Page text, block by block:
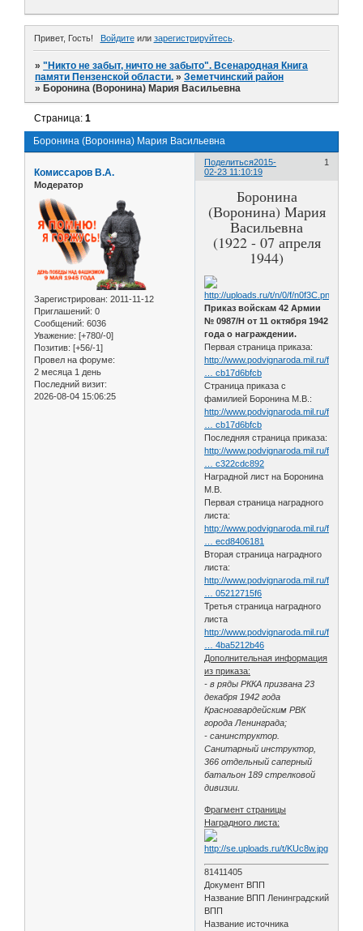
Привет, Гость! Войдитеили зарегистрируйтесь.
»"Никто не забыт, ничто не забыто". Всенародная Книга
памяти Пензенской области. »Земетчинский район
» Боронина (Воронина) Мария Васильевна
Боронина (Воронина) Мария Васильевна
Страница:1
Поделиться 1
2015-
02-23 11:10:19
Комиссаров В.А.
Модератор
Зарегистрирован: 2011-11-12
Приглашений: 0
Сообщений: 6036
Уважение: [+780/-0]
Позитив: [+56/-1]
Провел на форуме:
2 месяца 1 день
Последний визит:
2026-08-04 15:06:25
Боронина
(Воронина) Мария
Васильевна
(1922 - 07 апреля
1944)
Приказ войскам 42 Армии
№ 0987/Н от 11 октября 1942
года о награждении.
Первая страница приказа:
http://www.podvignaroda.mil.ru/filter/f
… cb17d6bfcb
Страница приказа с
фамилией Боронина М.В.:
http://www.podvignaroda.mil.ru/filter/f
… cb17d6bfcb
Последняя страница приказа:
http://www.podvignaroda.mil.ru/filter/f
… c322cdc892
Наградной лист на Боронина
М.В.
Первая страница наградного
листа:
http://www.podvignaroda.mil.ru/filter/f
… ecd8406181
Вторая страница наградного
листа:
http://www.podvignaroda.mil.ru/filter/f
… 05212715f6
Третья страница наградного
листа
http://www.podvignaroda.mil.ru/filter/f
… 4ba5212b46
Дополнительная информация
из приказа:
- в ряды РККА призвана 23
декабря 1942 года
Красногвардейским РВК
города Ленинграда;
- санинструктор.
Санитарный инструктор,
366 отдельный саперный
батальон 189 стрелковой
дивизии.
Фрагмент страницы
Наградного листа:
81411405
Документ ВПП
Название ВПП Ленинградский
ВПП
Название источника